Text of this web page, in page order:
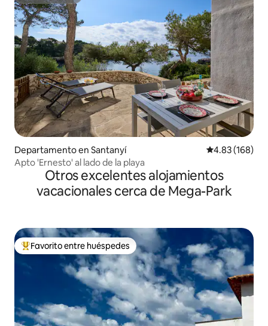
Departamento en Santanyí Calificación
4.83 (168)
Apto 'Ernesto' al lado de la playa
Otros excelentes alojamientos
vacacionales cerca de Mega-Park
De los mejores en Favorito entre huéspedes
Favorito entre huéspedes